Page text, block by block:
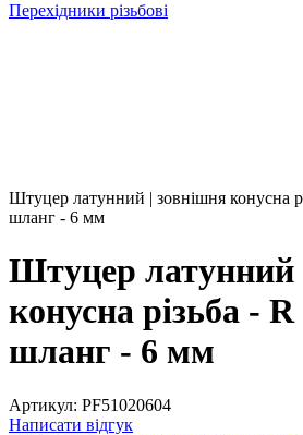
Перехідники різьбові
Штуцер латунний | зовнішня конусна
шланг - 6 мм
Штуцер латунний
конусна різьба -
шланг - 6 мм
Артикул: PF51020604
Написати відгук